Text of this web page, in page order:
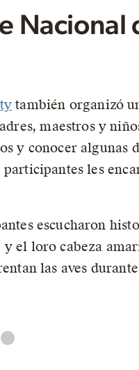
Nacional
también organizó
maestros y
y conocer algunas
les
escucharon
y el loro cabeza
las aves